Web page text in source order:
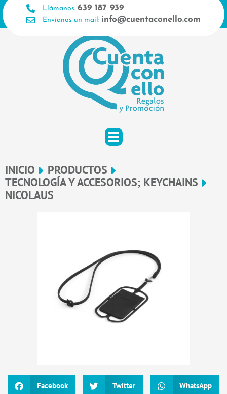
Ir
al
contenido
Llámanos: 639 187 939
Envíanos un mail: info@cuentaconello.com
INICIO
PRODUCTOS
TECNOLOGÍA Y ACCESORIOS; KEYCHAINS
NICOLAUS
Facebook Twitter WhatsApp